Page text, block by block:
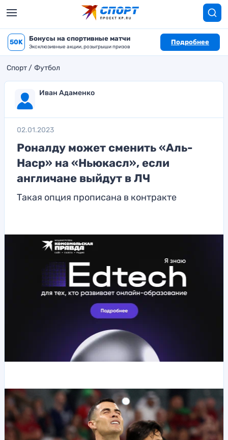
50K Бонусы на спортивные матчи
Эксклюзивные акции, розыгрыши призов
Подробнее
Спорт Футбол
Иван Адаменко
02.01.2023
Роналду может сменить «Аль-
Наср» на «Ньюкасл», если
англичане выйдут в ЛЧ
Такая опция прописана в контракте